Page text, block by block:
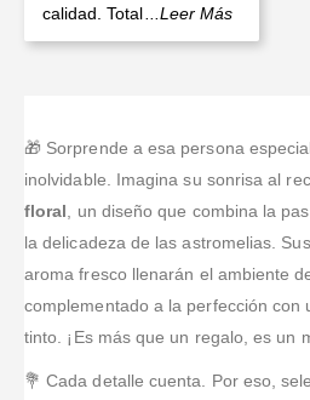
calidad. Total
...Leer Más
🎁 Sorprende a esa persona
inolvidable. Imagina su sonrisa al
floral , un diseño que combina la
la delicadeza de las astromelias.
aroma fresco llenarán el ambiente
complementado a la perfección con
tinto. ¡Es más que un regalo, es un
💐 Cada detalle cuenta. Por eso,